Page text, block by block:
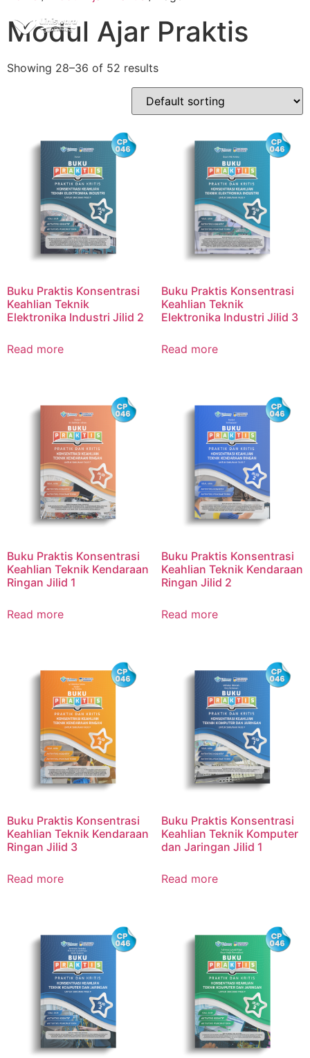
Modul Ajar Praktis
Showing 28–36 of 52 results
Buku Praktis Konsentrasi
Keahlian Teknik
Elektronika Industri Jilid 2
Read more
Buku Praktis Konsentrasi
Keahlian Teknik
Elektronika Industri Jilid 3
Read more
Buku Praktis Konsentrasi
Keahlian Teknik Kendaraan
Ringan Jilid 1
Read more
Buku Praktis Konsentrasi
Keahlian Teknik Kendaraan
Ringan Jilid 2
Read more
Buku Praktis Konsentrasi
Keahlian Teknik Kendaraan
Ringan Jilid 3
Read more
Buku Praktis Konsentrasi
Keahlian Teknik Komputer
dan Jaringan Jilid 1
Read more